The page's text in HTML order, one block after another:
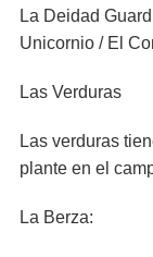
La Deidad
Unicornio / El
Las Verduras
Las verduras
plante en el
La Berza: